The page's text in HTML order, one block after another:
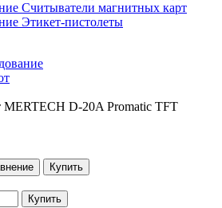
Считыватели магнитных карт
Этикет-пистолеты
MERTECH D-20A Promatic TFT
Купить
Купить